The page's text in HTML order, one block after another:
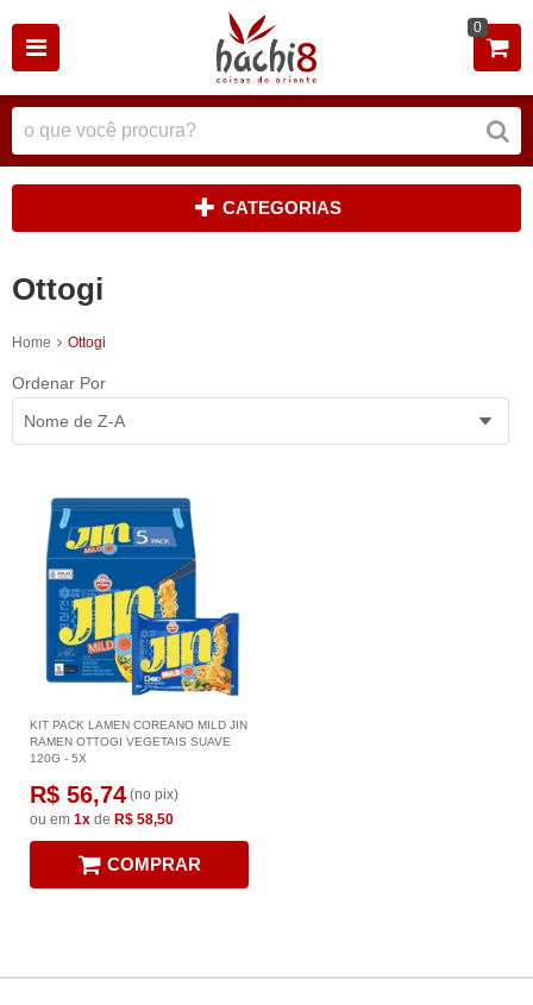
0
CATEGORIAS
Ottogi
Home Ottogi
Ordenar Por
Nome de Z-A
KIT PACK LAMEN COREANO MILD JIN
RAMEN OTTOGI VEGETAIS SUAVE
120G - 5X
R$ 56,74 (no pix)
ou em 1x de R$ 58,50
COMPRAR